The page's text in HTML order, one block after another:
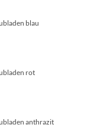
blau
rot
anthrazit